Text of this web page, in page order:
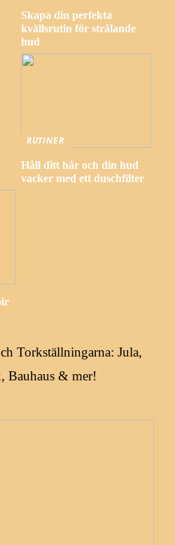
Skapa din perfekta
kvällsrutin för strålande
hud
RUTINER
Håll ditt hår och din hud
vacker med ett duschfilter
Torkställningarna: Jula,
Bauhaus & mer!